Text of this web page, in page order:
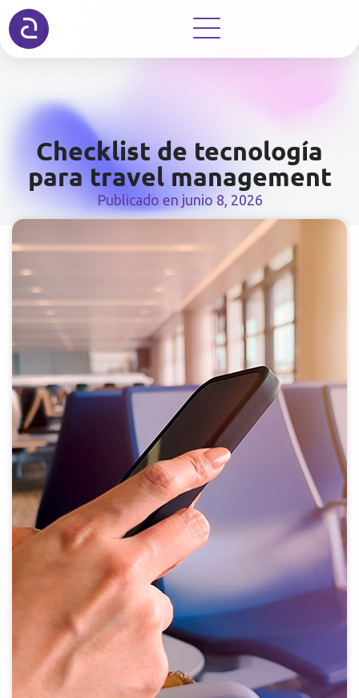
Checklist de tecnología
para travel management
Publicado en junio 8, 2026